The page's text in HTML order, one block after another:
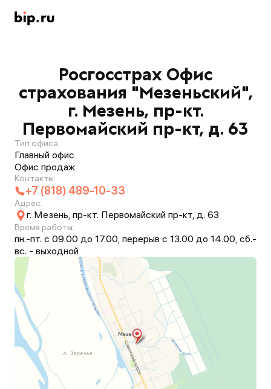
Росгосстрах Офис
страхования "Мезеньский",
г. Мезень, пр-кт.
Первомайский пр-кт, д. 63
Тип офиса:
Главный офис
Офис продаж
Контакты:
+7 (818) 489-10-33
Адрес:
г. Мезень, пр-кт. Первомайский пр-кт, д. 63
Время работы:
пн.-пт. с 09.00 до 17.00, перерыв с 13.00 до 14.00, сб.-
вс. - выходной